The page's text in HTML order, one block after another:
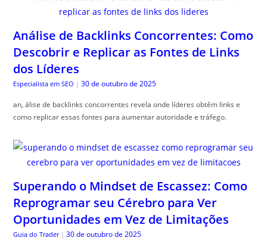
Análise de Backlinks Concorrentes: Como
Descobrir e Replicar as Fontes de Links
dos Líderes
Especialista em SEO | 30 de outubro de 2025
an, álise de backlinks concorrentes revela onde líderes obtêm links e
como replicar essas fontes para aumentar autoridade e tráfego.
Superando o Mindset de Escassez: Como
Reprogramar seu Cérebro para Ver
Oportunidades em Vez de Limitações
Guia do Trader | 30 de outubro de 2025